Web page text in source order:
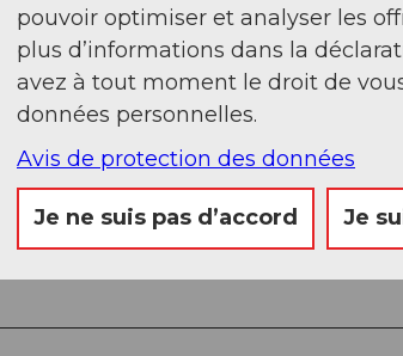
Jui Aoû Sep Oct Nov Déc
pouvoir optimiser et analyser les
plus d’informations dans la
avez à tout moment le droit de
données personnelles.
Avis de protection des données
Je ne suis pas d’accord Je